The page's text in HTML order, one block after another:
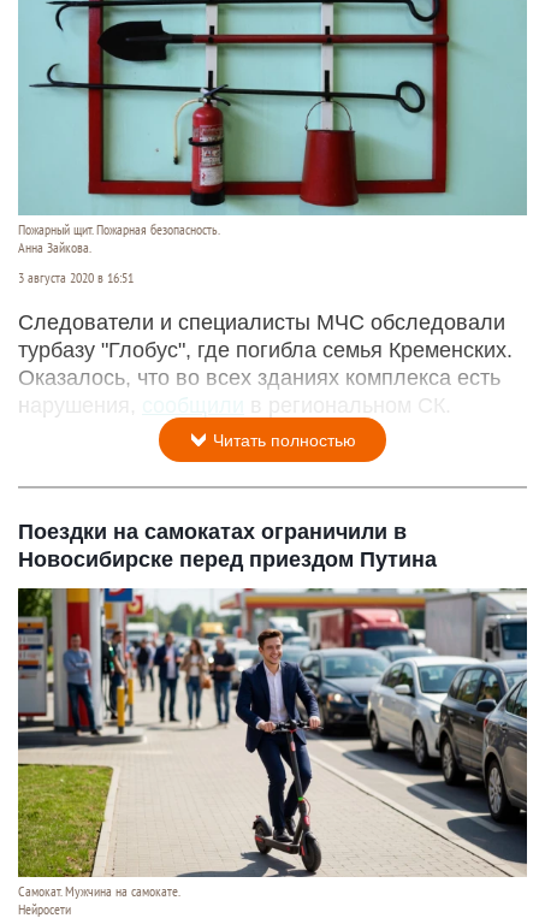
Пожарный щит. Пожарная безопасность.
Анна Зайкова.
3 августа 2020 в 16:51
Следователи и специалисты МЧС обследовали
турбазу "Глобус", где погибла семья Кременских.
Оказалось, что во всех зданиях комплекса есть
нарушения,
сообщили в региональном СК.
Читать полностью
Поездки на самокатах ограничили в
Новосибирске перед приездом Путина
Самокат. Мужчина на самокате.
Нейросети